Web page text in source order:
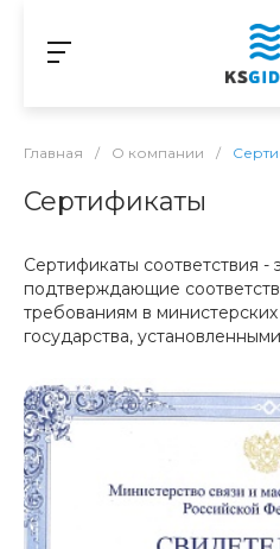
Главная / О компании /
Сертификаты
Сертификаты соответствия -
подтверждающие
требованиям в
государства,